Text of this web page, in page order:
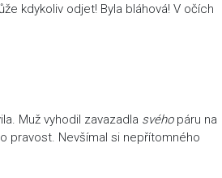
kdykoliv odjet! Byla bláhová! V očích
Muž vyhodil zavazadla svéhopáru na
pravost. Nevšímal si nepřítomného